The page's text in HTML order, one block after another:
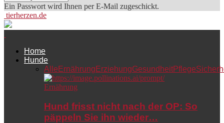
Ein Passwort wird Ihnen per E-Mail zugeschickt.
tierherzen.de
Home
Hunde
Alle Ernährung ErziehungGesundheitPflege
Ernährung
Hund frisst nicht nach der OP: So
päppeln Sie ihn wieder…